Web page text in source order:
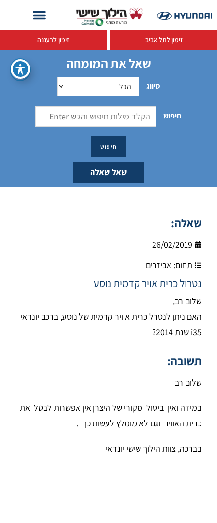
זימון לתל אביב זימון לרעננה
שאל את המומחה
סיווג
חיפוש
שאל שאלה
שאלה:
26/02/2019
תחום: אביזרים
נטרול כרית אויר קדמית נוסע
שלום רב,
האם ניתן לנטרל כרית אוויר קדמית של נוסע, ברכב יונדאי
i35 שנת 2014?
תשובה:
שלום רב
במידה ואין ביטול מקורי של היצרן אין אפשרות לבטל את
כרית האוויר וגם לא מומלץ לעשות כך .
בברכה, צוות הילוך שישי יונדאי